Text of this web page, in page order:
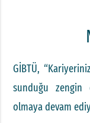
GİBTÜ,
sunduğu zengin
olmaya devam